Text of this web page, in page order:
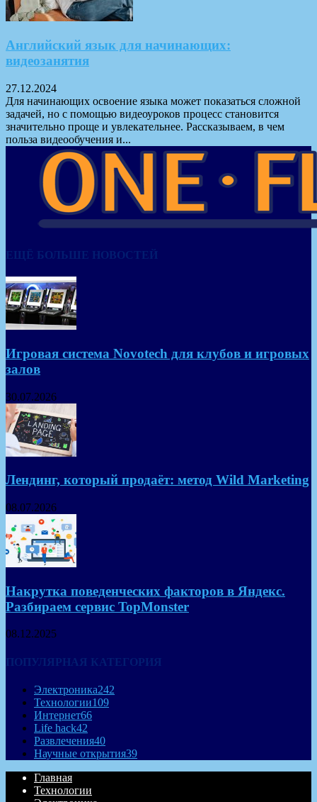
Английский язык для начинающих:
видеозанятия
27.12.2024
Для начинающих освоение языка может показаться сложной
задачей, но с помощью видеоуроков процесс становится
значительно проще и увлекательнее. Рассказываем, в чем
польза видеообучения и...
ЕЩЁ БОЛЬШЕ НОВОСТЕЙ
Игровая система Novotech для клубов и игровых
залов
30.07.2026
Лендинг, который продаёт: метод Wild Marketing
08.07.2026
Накрутка поведенческих факторов в Яндекс.
Разбираем сервис TopMonster
08.12.2025
ПОПУЛЯРНАЯ КАТЕГОРИЯ
Электроника242
Технологии109
Интернет66
Life hack42
Развлечения40
Научные открытия39
Главная
Технологии